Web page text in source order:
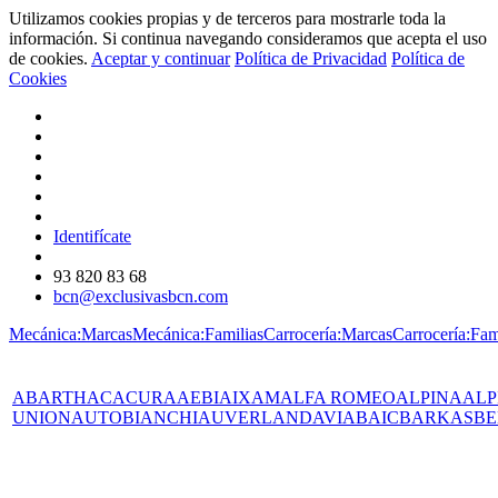
Utilizamos cookies propias y de terceros para mostrarle toda la
información. Si continua navegando consideramos que acepta el uso
de cookies. Aceptar y continuar Política de Privacidad Política de
Cookies
Identifícate
93 820 83 68
bcn@exclusivasbcn.com
Mecánica:MarcasMecánica:FamiliasCarrocería:Marcas
ABARTHACACURAAEBIAIXAMALFA ROMEOALPINA
UNIONAUTOBIANCHIAUVERLANDAVIABAICBARKAS